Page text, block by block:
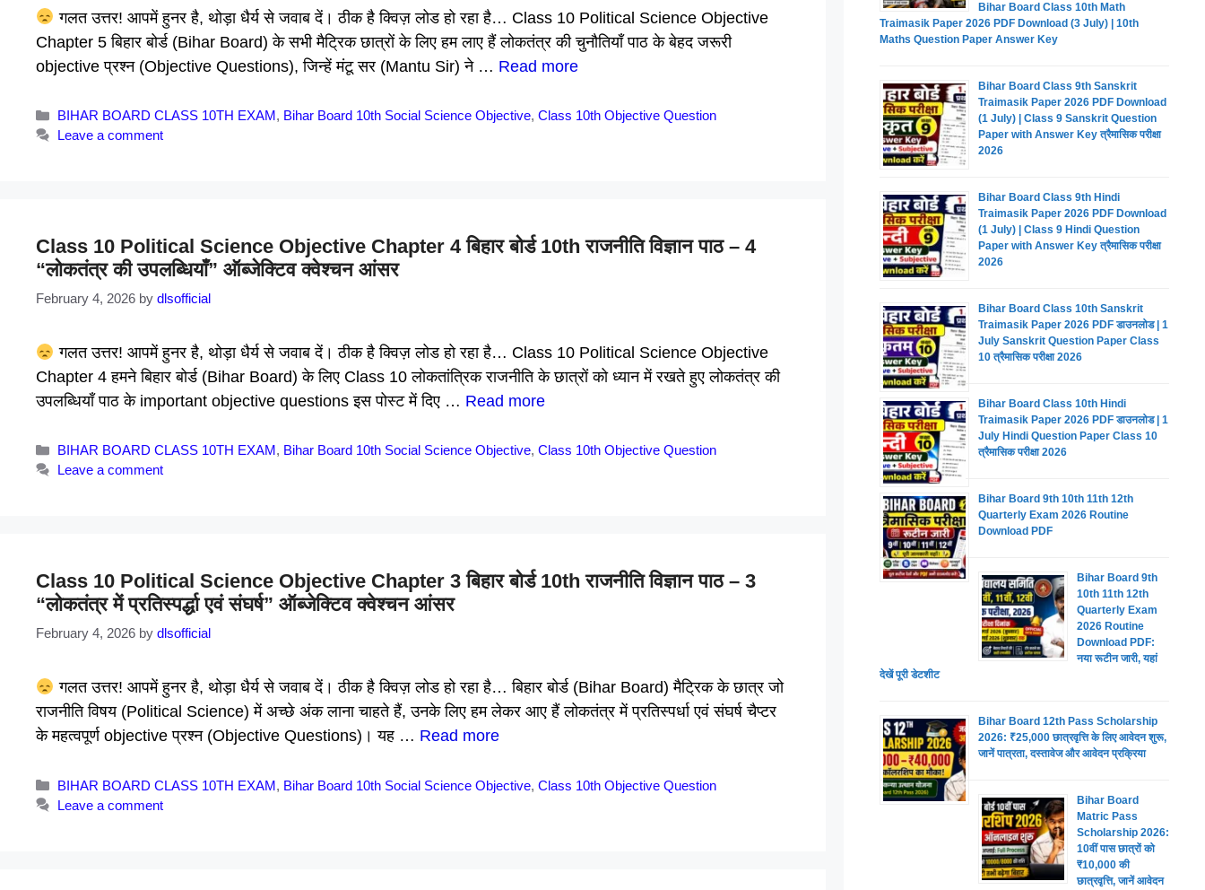
गलत उत्तर! आपमें हुनर है, थोड़ा धैर्य से जवाब दें। ठीक है क्विज़ लोड हो रहा है… Class 10 Political Science Objective
Chapter 5 बिहार बोर्ड (Bihar Board) के सभी मैट्रिक छात्रों के लिए हम लाए हैं लोकतंत्र की चुनौतियाँ पाठ के बेहद जरूरी
objective प्रश्न (Objective Questions), जिन्हें मंटू सर (Mantu Sir) ने … Read more
Categories
BIHAR BOARD CLASS 10TH EXAM, Bihar Board 10th Social Science Objective,Class 10th Objective Question
Leave a comment
Class 10 Political Science Objective Chapter 4 बिहार बोर्ड 10th राजनीति विज्ञान पाठ – 4
“लोकतंत्र की उपलब्धियाँ” ऑब्जेक्टिव क्वेश्चन आंसर
February 4, 2026 by dlsofficial
गलत उत्तर! आपमें हुनर है, थोड़ा धैर्य से जवाब दें। ठीक है क्विज़ लोड हो रहा है… Class 10 Political Science Objective
Chapter 4 हमने बिहार बोर्ड (Bihar Board) के लिए Class 10 लोकतांत्रिक राजनीति के छात्रों को ध्यान में रखते हुए लोकतंत्र की
उपलब्धियाँ पाठ के important objective questions इस पोस्ट में दिए … Read more
Categories
BIHAR BOARD CLASS 10TH EXAM , Bihar Board 10th Social Science Objective,Class 10th Objective Question
Leave a comment
Class 10 Political Science Objective Chapter 3 बिहार बोर्ड 10th राजनीति विज्ञान पाठ – 3
“लोकतंत्र में प्रतिस्पर्द्धा एवं संघर्ष” ऑब्जेक्टिव क्वेश्चन आंसर
February 4, 2026 by dlsofficial
गलत उत्तर! आपमें हुनर है, थोड़ा धैर्य से जवाब दें। ठीक है क्विज़ लोड हो रहा है… बिहार बोर्ड (Bihar Board) मैट्रिक के छात्र जो
राजनीति विषय (Political Science) में अच्छे अंक लाना चाहते हैं, उनके लिए हम लेकर आए हैं लोकतंत्र में प्रतिस्पर्धा एवं संघर्ष चैप्टर
के महत्वपूर्ण objective प्रश्न (Objective Questions)। यह … Read more
Categories
BIHAR BOARD CLASS 10TH EXAM, Bihar Board 10th Social Science Objective,Class 10th Objective Question
Leave a comment
Bihar Board Class 10th Math
Traimasik Paper 2026 PDF Download (3 July) | 10th
Maths Question Paper Answer Key
Bihar Board Class 9th Sanskrit
Traimasik Paper 2026 PDF Download
(1 July) | Class 9 Sanskrit Question
Paper with Answer Key त्रैमासिक परीक्षा
2026
Bihar Board Class 9th Hindi
Traimasik Paper 2026 PDF Download
(1 July) | Class 9 Hindi Question
Paper with Answer Key त्रैमासिक परीक्षा
2026
Bihar Board Class 10th Sanskrit
Traimasik Paper 2026 PDF डाउनलोड | 1
July Sanskrit Question Paper Class
10 त्रैमासिक परीक्षा 2026
Bihar Board Class 10th Hindi
Traimasik Paper 2026 PDF डाउनलोड | 1
July Hindi Question Paper Class 10
त्रैमासिक परीक्षा 2026
Bihar Board 9th 10th 11th 12th
Quarterly Exam 2026 Routine
Download PDF
Bihar Board 9th
10th 11th 12th
Quarterly Exam
2026 Routine
Download PDF:
नया रूटीन जारी, यहां
देखें पूरी डेटशीट
Bihar Board 12th Pass Scholarship
2026: ₹25,000 छात्रवृत्ति के लिए आवेदन शुरू,
जानें पात्रता, दस्तावेज और आवेदन प्रक्रिया
Bihar Board
Matric Pass
Scholarship 2026:
10वीं पास छात्रों को
₹10,000 की
छात्रवृत्ति, जानें आवेदन